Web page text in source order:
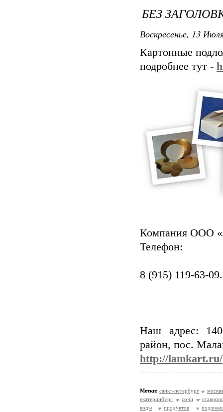
БЕЗ
Воскресенье, 13
Картонные
подробнее тут -
Компания ООО
Телефон:
8 (915) 119-63-09.
Наш адрес:
район, пос.
http://lamkart.ru/
Метки: санкт-петербург
москва
екатеринбург
сочи
воды
продуктов